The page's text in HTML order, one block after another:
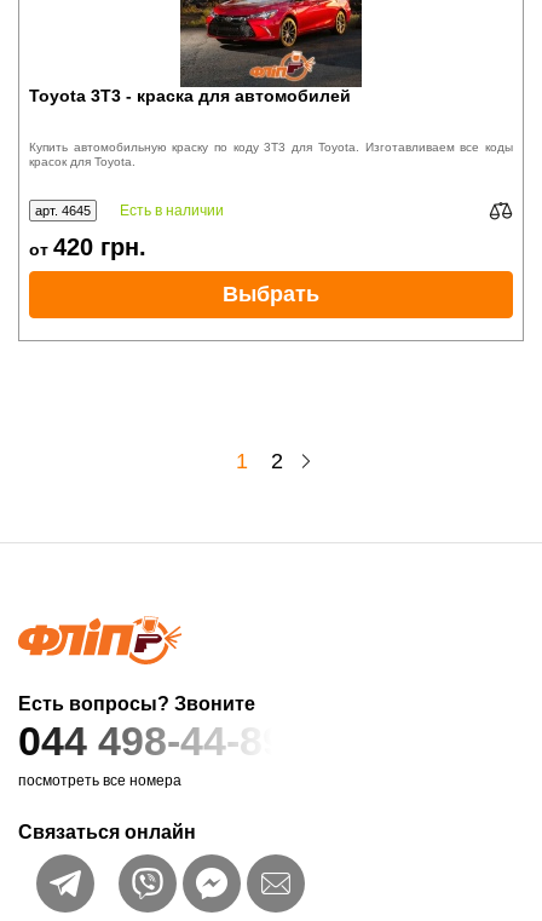
Toyota 3T3 - краска для автомобилей
Купить автомобильную краску по коду 3T3 для Toyota. Изготавливаем все коды
красок для Toyota.
арт. 4645 Есть в наличии
от 420 грн.
Выбрать
1 2
Есть вопросы? Звоните
044 498-44-89
посмотреть все номера
Связаться онлайн